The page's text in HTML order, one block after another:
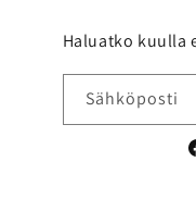
Haluatko kuulla
Sähköposti